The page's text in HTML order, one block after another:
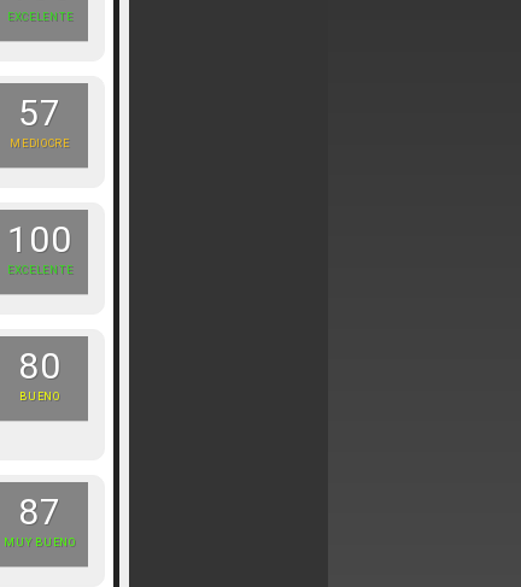
EXCELENTE
57
MEDIOCRE
100
EXCELENTE
80
BUENO
87
MUY BUENO